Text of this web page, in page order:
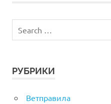
РУБРИКИ
Ветправила